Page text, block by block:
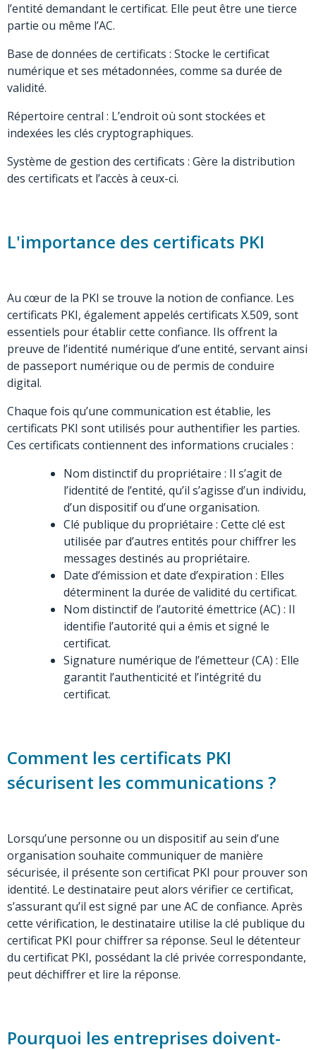
l’entité demandant le certificat. Elle peut être une tierce
partie ou même l’AC.
Base de données de certificats : Stocke le certificat
numérique et ses métadonnées, comme sa durée de
validité.
Répertoire central : L’endroit où sont stockées et
indexées les clés cryptographiques.
Système de gestion des certificats : Gère la distribution
des certificats et l’accès à ceux-ci.
L'importance des certificats PKI
Au cœur de la PKI se trouve la notion de confiance. Les
certificats PKI, également appelés certificats X.509, sont
essentiels pour établir cette confiance. Ils offrent la
preuve de l’identité numérique d’une entité, servant ainsi
de passeport numérique ou de permis de conduire
digital.
Chaque fois qu’une communication est établie, les
certificats PKI sont utilisés pour authentifier les parties.
Ces certificats contiennent des informations cruciales :
Nom distinctif du propriétaire : Il s’agit de
l’identité de l’entité, qu’il s’agisse d’un individu,
d’un dispositif ou d’une organisation.
Clé publique du propriétaire : Cette clé est
utilisée par d’autres entités pour chiffrer les
messages destinés au propriétaire.
Date d’émission et date d’expiration : Elles
déterminent la durée de validité du certificat.
Nom distinctif de l’autorité émettrice (AC) : Il
identifie l’autorité qui a émis et signé le
certificat.
Signature numérique de l’émetteur (CA) : Elle
garantit l’authenticité et l’intégrité du
certificat.
Comment les certificats PKI
sécurisent les communications ?
Lorsqu’une personne ou un dispositif au sein d’une
organisation souhaite communiquer de manière
sécurisée, il présente son certificat PKI pour prouver son
identité. Le destinataire peut alors vérifier ce certificat,
s’assurant qu’il est signé par une AC de confiance. Après
cette vérification, le destinataire utilise la clé publique du
certificat PKI pour chiffrer sa réponse. Seul le détenteur
du certificat PKI, possédant la clé privée correspondante,
peut déchiffrer et lire la réponse.
Pourquoi les entreprises doivent-